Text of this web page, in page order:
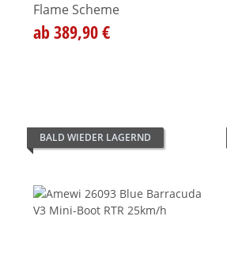
Flame Scheme
ab 389,90 €
BALD WIEDER LAGERND